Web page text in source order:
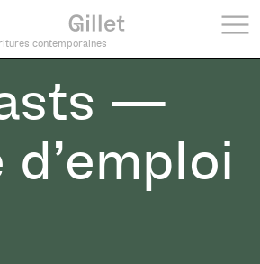
contemporaines
—
d’emploi